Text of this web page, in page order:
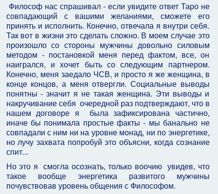
Философ нас спрашивал - если увидите ответ Таро не
совпадающий с вашими желаниями, сможете его
принять и исполнить. Конечно, отвечала я внутри себя.
Так вот в жизни это сделать сложно. В моем случае это
произошло со стороны мужчины довольно силовым
методом - постановкой меня перед фактом, все, он
наигрался, и хочет быть со следующим партнером.
Конечно, меня заедало ЧСВ, и просто я же женщина, в
конце концов, а меня отвергли. Социальные выводы
понятны - значит я не такая женщина. Эти выводы и
накручивание себя очередной раз подтверждают, что в
нашем договоре я была зафиксирована частично,
иначе бы понимала простые факты - мы банально не
совпадали с ним ни на уровне монад, ни по энергетике,
но лучу захвата попробуй это объясни, когда сознание
спит...
Но это я смогла осознать, только воочию увидев, что
такое вообще энергетика развитого мужчины
почувствовав уровень общения с Философом.